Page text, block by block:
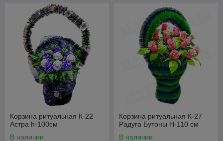
Корзина ритуальная К-22
Астра h-100см
В наличии
Корзина ритуальная К-27
Радуга Бутоны Н-110 см
В наличии